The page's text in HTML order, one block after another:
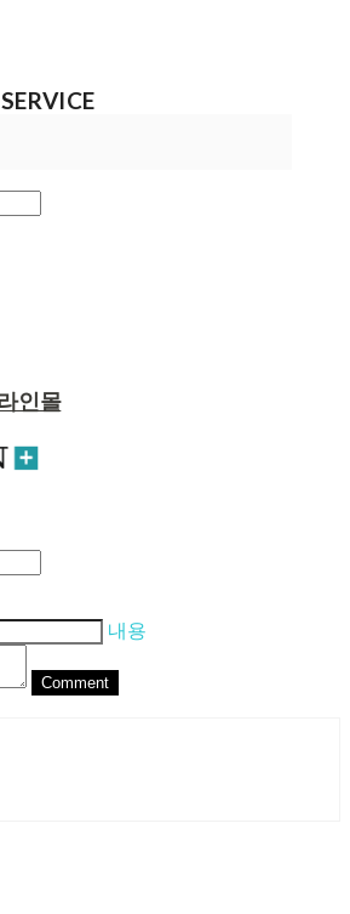
인몰
내용
Comment